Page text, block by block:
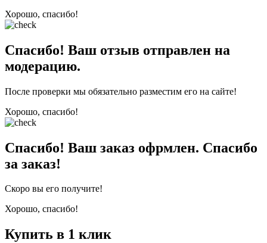
Хорошо, спасибо!
Спасибо! Ваш отзыв отправлен на
модерацию.
После проверки мы обязательно разместим его на сайте!
Хорошо, спасибо!
Спасибо! Ваш заказ офрмлен. Спасибо
за заказ!
Скоро вы его получите!
Хорошо, спасибо!
Купить в 1 клик